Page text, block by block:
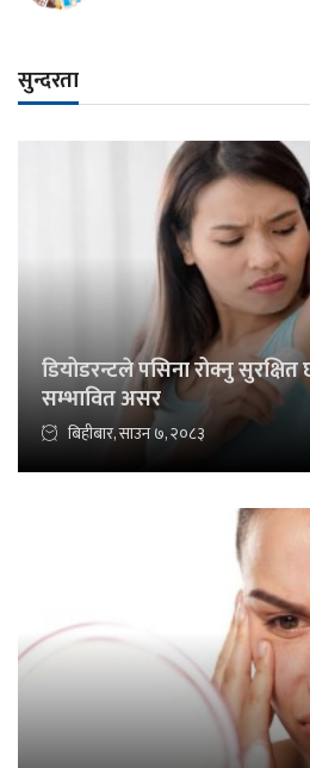
सुन्दरता
डियोडरन्टले पसिना रोक्नु सुरक्षित
सम्भावित असर
बिहीबार, साउन ७, २०८३